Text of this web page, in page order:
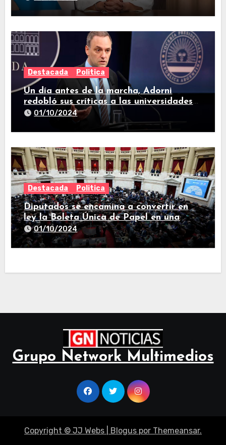
Destacada Politica
Un día antes de la marcha, Adorni
redobló sus críticas a las universidades
nacionales
01/10/2024
Destacada Politica
Diputados se encamina a convertir en
ley la Boleta Única de Papel en una
larga sesión
01/10/2024
Grupo Network Multimedios
Copyright © JJ Webs Blogus por Themeansar.